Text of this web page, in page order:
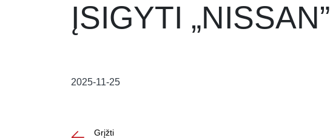
ĮSIGYTI „NISSAN”
2025-11-25
Grįžti